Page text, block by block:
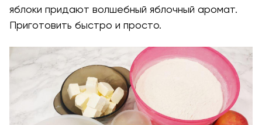
яблоки придают волшебный яблочный аромат.
Приготовить быстро и просто.